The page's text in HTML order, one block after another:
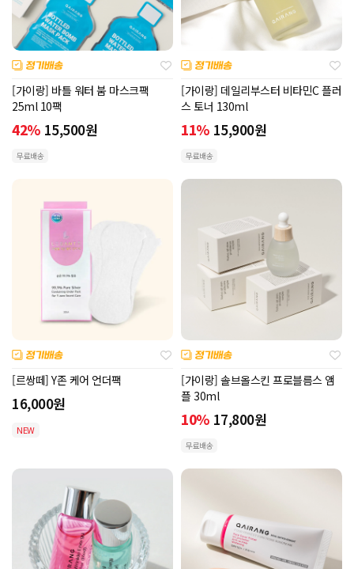
[가이랑] 바틀 워터 붐 마스크팩
25ml 10팩
42% 15,500원
무료배송
[가이랑] 데일리부스터 비타민C 플러
스 토너 130ml
11% 15,900원
무료배송
[르쌍떼] Y존 케어 언더팩
16,000원
NEW
[가이랑] 솔브올스킨 프로블름스 앰
플 30ml
10% 17,800원
무료배송